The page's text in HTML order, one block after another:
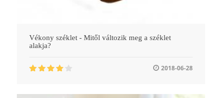
Vékony széklet - Mitől változik meg a széklet
alakja?
2018-06-28